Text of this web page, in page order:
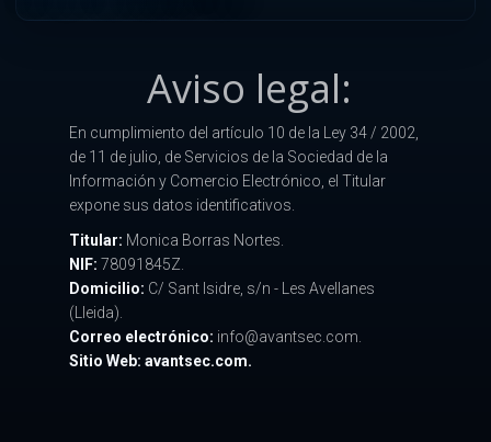
Aviso legal:
En cumplimiento del artículo 10 de la Ley 34 / 2002,
de 11 de julio, de Servicios de la Sociedad de la
Información y Comercio Electrónico, el Titular
expone sus datos identificativos.
Titular: Monica Borras Nortes.
NIF: 78091845Z.
Domicilio: C/ Sant Isidre, s/n - Les Avellanes
(Lleida).
Correo electrónico: info@avantsec.com.
Sitio Web: avantsec.com.